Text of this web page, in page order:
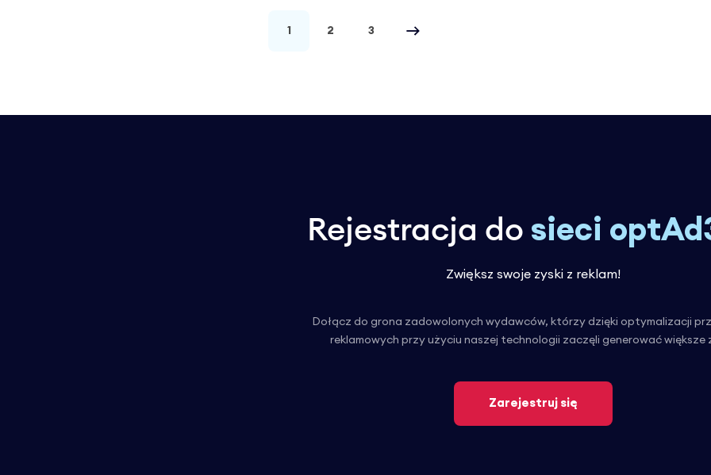
1 2 3
Rejestracja do sieci
Zwiększ swoje zyski z reklam!
Dołącz do grona zadowolonych wydawców, którzy dzięki optymalizacji
reklamowych przy użyciu naszej technologii zaczęli generować większe
Zarejestruj się